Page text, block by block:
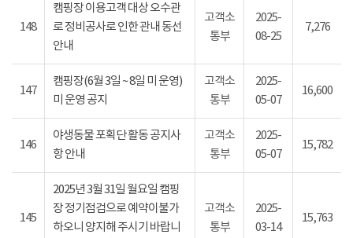
148
캠핑장 이용고객 대상 오수관
로 정비공사로 인한 관내 동선
안내
고객소
통부
2025-
08-25
7,276
147
캠핑장(6월 3일 ~ 8일 미 운영)
미 운영 공지
고객소
통부
2025-
05-07
16,600
146
야생동물 포획단 활동 공지사
항 안내
고객소
통부
2025-
05-07
15,782
145
2025년 3월 31일 월요일 캠핑
장 정기점검으로 예약이불가
하오니 양지해 주시기 바랍니
고객소
통부
2025-
03-14
15,763